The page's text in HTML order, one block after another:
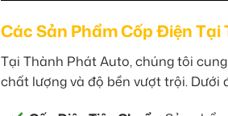
Các Sản Phẩm Cốp Điện
Tại Thành Phát Auto, chúng tôi
chất lượng và độ bền vượt trội. Dưới